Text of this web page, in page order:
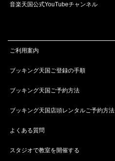
音楽天国公式YouTubeチャンネル
ご利用案内
ブッキング天国ご登録の手順
ブッキング天国ご予約方法
ブッキング天国店頭レンタルご予約方法
よくある質問
スタジオで教室を開催する